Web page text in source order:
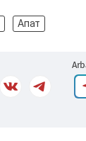
Апат